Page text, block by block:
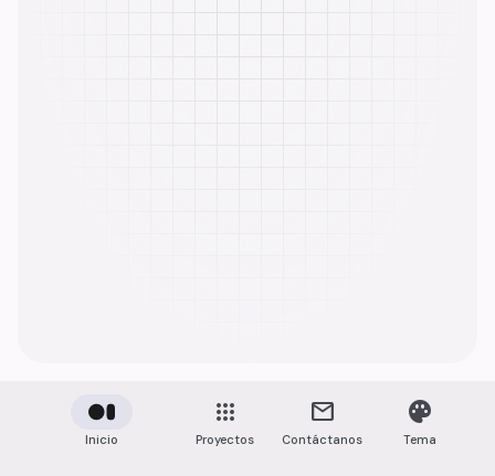
Inicio
apps
Proyectos
mail
Contáctanos
palette
Tema